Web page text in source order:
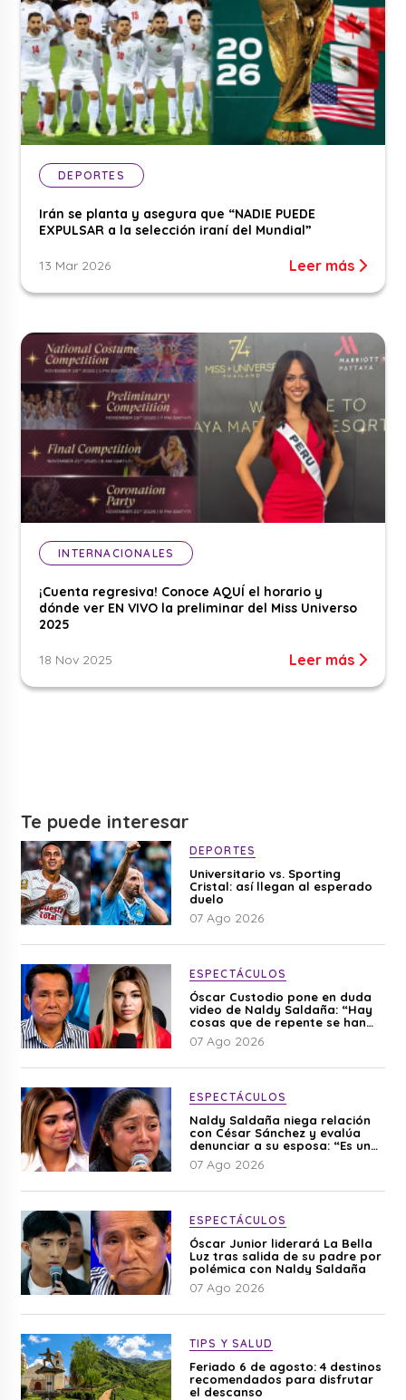
DEPORTES
Irán se planta y asegura que “NADIE PUEDE
EXPULSAR a la selección iraní del Mundial”
13 Mar 2026 Leer más
INTERNACIONALES
¡Cuenta regresiva! Conoce AQUÍ el horario y
dónde ver EN VIVO la preliminar del Miss Universo
2025
18 Nov 2025 Leer más
Te puede interesar
DEPORTES
Universitario vs. Sporting
Cristal: así llegan al esperado
duelo
07 Ago 2026
ESPECTÁCULOS
Óscar Custodio pone en duda
video de Naldy Saldaña: “Hay
cosas que de repente se han
editado”
07 Ago 2026
ESPECTÁCULOS
Naldy Saldaña niega relación
con César Sánchez y evalúa
denunciar a su esposa: “Es una
difamación”
07 Ago 2026
ESPECTÁCULOS
Óscar Junior liderará La Bella
Luz tras salida de su padre por
polémica con Naldy Saldaña
07 Ago 2026
TIPS Y SALUD
Feriado 6 de agosto: 4 destinos
recomendados para disfrutar
el descanso